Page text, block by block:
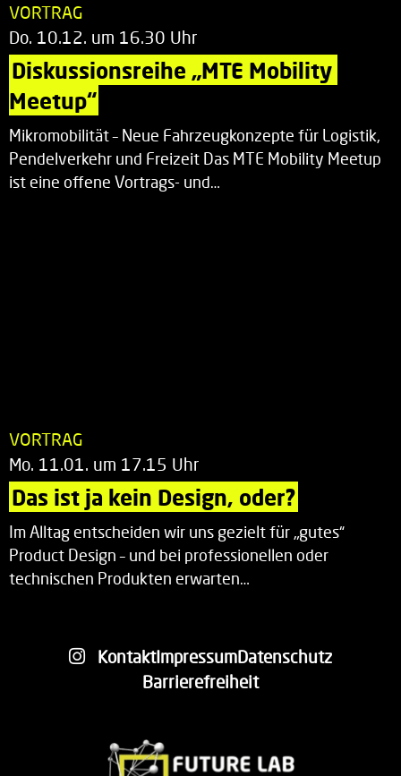
VORTRAG
Do. 10.12. um 16.30 Uhr
Diskussionsreihe „MTE Mobility
Meetup“
Mikromobilität – Neue Fahrzeugkonzepte für Logistik,
Pendelverkehr und Freizeit Das MTE Mobility Meetup
ist eine offene Vortrags- und…
VORTRAG
Mo. 11.01. um 17.15 Uhr
Das ist ja kein Design, oder?
Im Alltag entscheiden wir uns gezielt für „gutes“
Product Design – und bei professionellen oder
technischen Produkten erwarten…
KontaktImpressumDatenschutz
Barrierefreiheit